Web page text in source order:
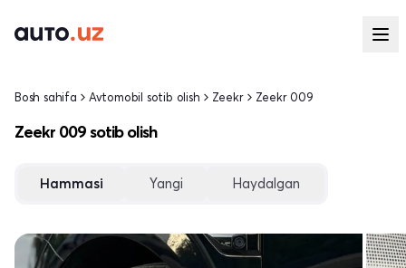
Bosh sahifa Avtomobil sotib olish Zeekr Zeekr 009
Zeekr 009 sotib olish
Hammasi Yangi Haydalgan